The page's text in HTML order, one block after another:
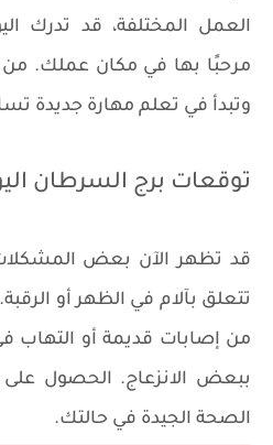
العمل المختلفة، قد تدرك
مرحبًا بها في مكان عملك.
وتبدأ في تعلم مهارة جديدة
توقعات برج السرطان
قد تظهر الآن بعض
تتعلق بآلام في الظهر أو
من إصابات قديمة أو
ببعض الانزعاج. الحصول على
الصحة الجيدة في حالتك.